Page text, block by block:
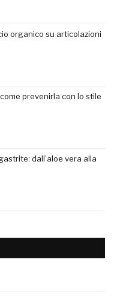
organico su articolazioni
prevenirla con lo stile
dall’aloe vera alla